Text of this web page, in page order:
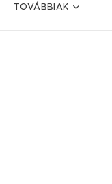
TOVÁBBIAK